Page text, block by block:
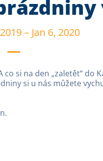
– Jan 6, 2020
si na den „zaletět“ do
si u nás můžete